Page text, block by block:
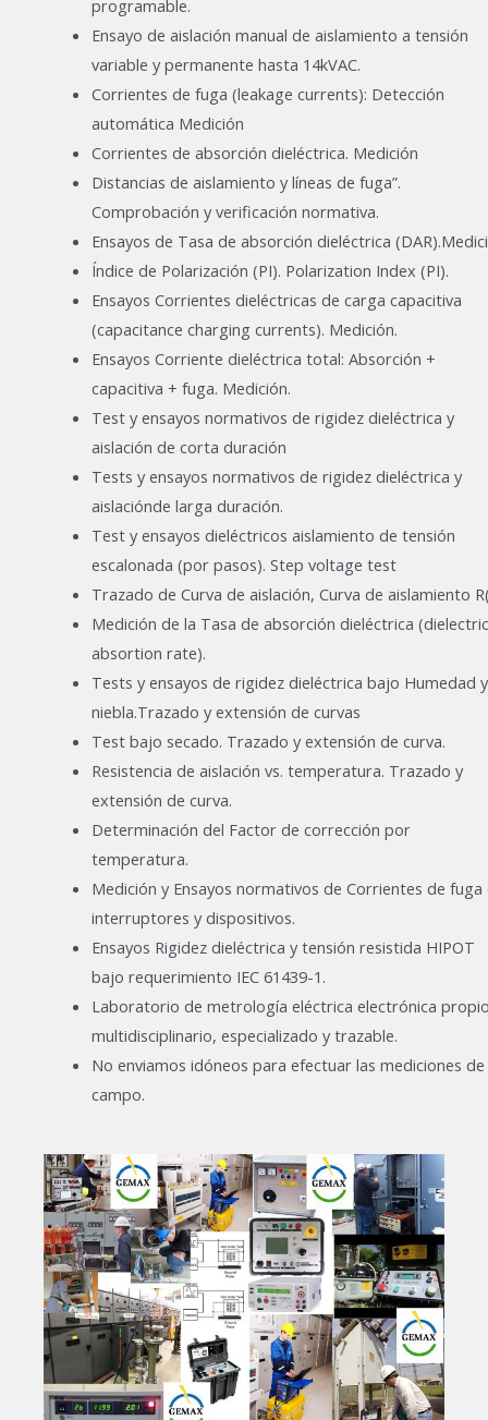
programable.
Ensayo de aislación manual de aislamiento a tensión
variable y permanente hasta 14kVAC.
Corrientes de fuga (leakage currents): Detección
automática Medición
Corrientes de absorción dieléctrica. Medición
Distancias de aislamiento y líneas de fuga”.
Comprobación y verificación normativa.
Ensayos de Tasa de absorción dieléctrica
Índice de Polarización (PI). Polarization Index (PI).
Ensayos Corrientes dieléctricas de carga capacitiva
(capacitance charging currents). Medición.
Ensayos Corriente dieléctrica total: Absorción +
capacitiva + fuga. Medición.
Test y ensayos normativos de rigidez dieléctrica y
aislación de corta duración
Tests y ensayos normativos de rigidez dieléctrica y
aislaciónde larga duración.
Test y ensayos dieléctricos aislamiento de tensión
escalonada (por pasos). Step voltage test
Trazado de Curva de aislación, Curva de aislamiento
Medición de la Tasa de absorción dieléctrica (dielectric
absortion rate).
Tests y ensayos de rigidez dieléctrica bajo Humedad y
niebla.Trazado y extensión de curvas
Test bajo secado. Trazado y extensión de curva.
Resistencia de aislación vs. temperatura. Trazado y
extensión de curva.
Determinación del Factor de corrección por
temperatura.
Medición y Ensayos normativos de Corrientes de fuga
interruptores y dispositivos.
Ensayos Rigidez dieléctrica y tensión resistida HIPOT
bajo requerimiento IEC 61439-1.
Laboratorio de metrología eléctrica electrónica
multidisciplinario, especializado y trazable.
No enviamos idóneos para efectuar las mediciones de
campo.